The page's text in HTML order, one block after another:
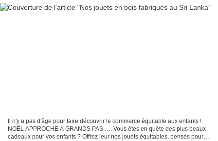
Il n'y a pas d'âge pour faire découvrir le commerce équitable aux enfants !
NOËL APPROCHE A GRANDS PAS …. Vous êtes en quête des plus beaux
cadeaux pour vos enfants ? Offrez leur nos jouets équitables, pensés pour